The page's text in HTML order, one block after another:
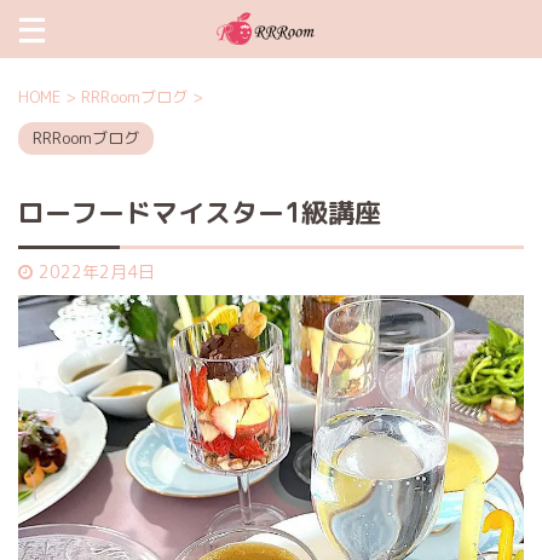
HOME > RRRoomブログ >
RRRoomブログ
ローフードマイスター1級講座
2022年2月4日